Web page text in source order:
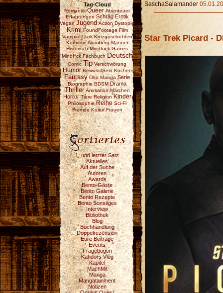
Tag-Cloud
Romantik Queer Abenteuer
Erfahrungen Schräg Erotik
Vegan Jugend Action Dystopie
Krimi FoundFootage Film
Vampire Dark Kurzgeschichten
Komödie Nürnberg Männer
Historisch Mindfuck Games
Mindf*ck Fachbuch Deutsch
Comic Tip Verschwörung
Humor BewusstSein Kochen
Fantasy Öko Manga Serie
Biographie BDSM Drama
Thriller Animation Märchen
Horror Tiere Religion Kinder
Philosophie Reihe Sci-Fi
Fremde Kultur Frauen
1. und letzter Satz
Aktuelles
Auf der Suche
Autoren
Awards
Bento-Gäste
Bento Galerie
Bento Rezepte
Bento Sonstiges
Interview
Bibliothek
Blog
Buchhandlung
Doppelrezension
Eure Beiträge
Events
Fragebogen
Kahdors Vlog
Kapitel
MachMit
Manga
Mangatainment
Notizen
SaschaSalamander
Star Trek Picard -